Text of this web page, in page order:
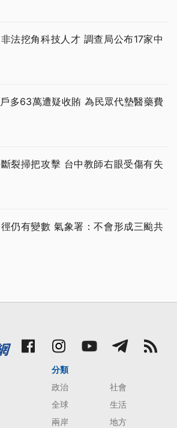
法挖角科技人才 調查局公布17家中
多63萬遭疑收賄 為民眾代墊醫藥費
裂掃把攻擊 台中教師右眼受傷有失
仍有變數 氣象署：不會形成三颱共
分類
政治
社會
全球
生活
兩岸
地方